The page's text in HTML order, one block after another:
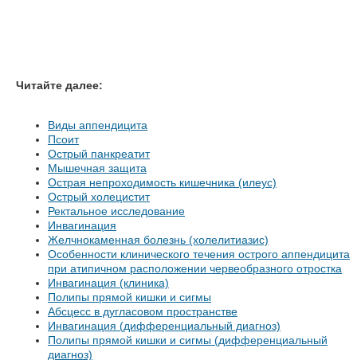
Читайте далее:
Виды аппендицита
Псоит
Острый панкреатит
Мышечная защита
Острая непроходимость кишечника (илеус)
Острый холецистит
Ректальное исследование
Инвагинация
Желчнокаменная болезнь (холелитиазис)
Особенности клинического течения острого аппендицита
при атипичном расположении червеобразного отростка
Инвагинация (клиника)
Полипы прямой кишки и сигмы
Абсцесс в дугласовом пространстве
Инвагинация (дифференциальный диагноз)
Полипы прямой кишки и сигмы (дифференциальный
диагноз)